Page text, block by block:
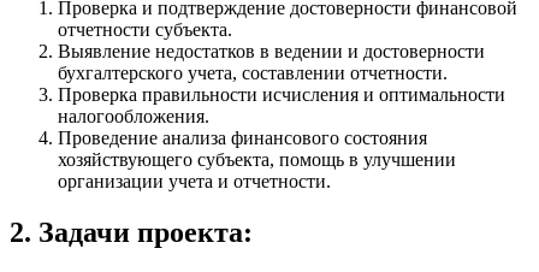
Проверка и подтверждение достоверности финансовой
отчетности субъекта.
Выявление недостатков в ведении и достоверности
бухгалтерского учета, составлении отчетности.
Проверка правильности исчисления и оптимальности
налогообложения.
Проведение анализа финансового состояния
хозяйствующего субъекта, помощь в улучшении
организации учета и отчетности.
2. Задачи проекта: